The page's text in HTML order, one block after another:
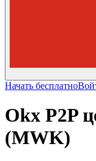
Начать бесплатно
Okx P2P
(MWK)